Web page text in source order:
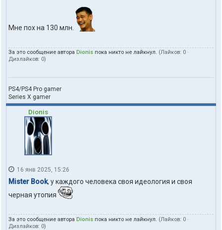
Мне пох на 130 млн.
За это сообщение автора Dionis пока никто не лайкнул. (Лайков: 0 ·
Дизлайков: 0)
PS4/PS4 Pro gamer
Series X gamer
Dionis
16 янв 2025, 15:26
Mister Book, у каждого человека своя идеология и своя
черная утопия
За это сообщение автора Dionis пока никто не лайкнул. (Лайков: 0 ·
Дизлайков: 0)